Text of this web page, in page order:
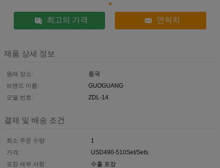
최고의 가격 연락처
제품 상세 정보
원래 장소:
중국
브랜드 이름:
GUOGUANG
모델 번호:
ZDL-14
결제 및 배송 조건
최소 주문 수량:
1
가격:
USD490-510Set/Sets
포장 세부 사항:
수출 포장